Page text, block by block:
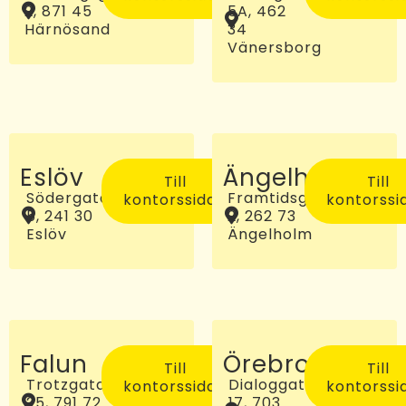
2, 871 45
Härnösand
5A, 462
34
Vänersborg
Eslöv
Södergatan
5, 241 30
Eslöv
Till
kontorssidan
Ängelholm
Framtidsgatan
2, 262 73
Ängelholm
Till
Falun
Trotzgatan
Till
kontorssidan
Örebro
Dialoggatan
Till